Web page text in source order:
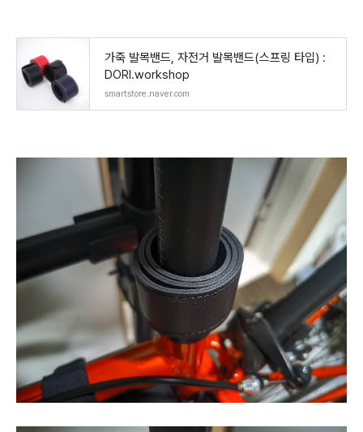
가죽 발목밴드, 자전거 발목밴드(스프링 타입) :
DORI.workshop
smartstore.naver.com